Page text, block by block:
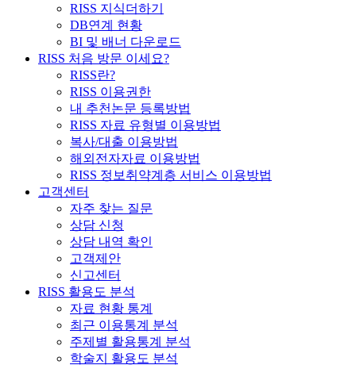
RISS 지식더하기
DB연계 현황
BI 및 배너 다운로드
RISS 처음 방문 이세요?
RISS란?
RISS 이용권한
내 추천논문 등록방법
RISS 자료 유형별 이용방법
복사/대출 이용방법
해외전자자료 이용방법
RISS 정보취약계층 서비스 이용방법
고객센터
자주 찾는 질문
상담 신청
상담 내역 확인
고객제안
신고센터
RISS 활용도 분석
자료 현황 통계
최근 이용통계 분석
주제별 활용통계 분석
학술지 활용도 분석